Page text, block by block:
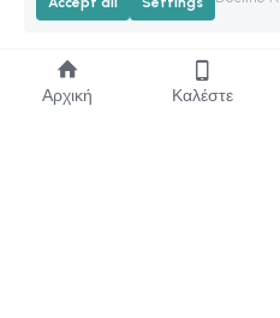
Αρχική Καλέστε